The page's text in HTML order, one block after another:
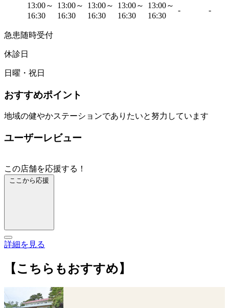
13:00～
16:30
13:00～
16:30
13:00～
16:30
13:00～
16:30
13:00～
16:30
- -
急患随時受付
休診日
日曜・祝日
おすすめポイント
地域の健やかステーションでありたいと努力しています
ユーザーレビュー
この店舗を応援する！
ここから応援
詳細を見る
【こちらもおすすめ】